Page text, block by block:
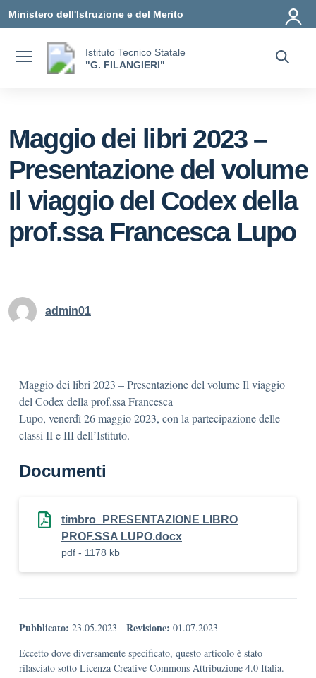
Ministero dell'Istruzione e del Merito
Istituto Tecnico Statale
"G. FILANGIERI"
Maggio dei libri 2023 –
Presentazione del volume
Il viaggio del Codex della
prof.ssa Francesca Lupo
admin01
Maggio dei libri 2023 – Presentazione del volume Il viaggio
del Codex della prof.ssa Francesca
Lupo, venerdì 26 maggio 2023, con la partecipazione delle
classi II e III dell’Istituto.
Documenti
timbro_PRESENTAZIONE LIBRO
PROF.SSA LUPO.docx
pdf - 1178 kb
Pubblicato: 23.05.2023 - Revisione: 01.07.2023
Eccetto dove diversamente specificato, questo articolo è stato
rilasciato sotto Licenza Creative Commons Attribuzione 4.0 Italia.